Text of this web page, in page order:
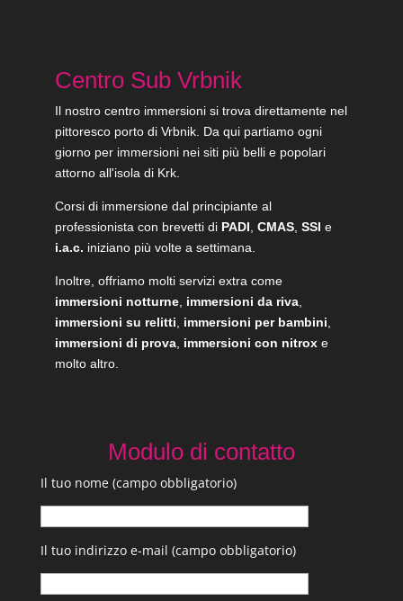
Centro Sub Vrbnik
Il nostro centro immersioni si trova direttamente nel
pittoresco porto di Vrbnik. Da qui partiamo ogni
giorno per immersioni nei siti più belli e popolari
attorno all'isola di Krk.
Corsi di immersione dal principiante al
professionista con brevetti di PADI, CMAS, SSI e
i.a.c. iniziano più volte a settimana.
Inoltre, offriamo molti servizi extra come
immersioni notturne, immersioni da riva,
immersioni su relitti, immersioni per bambini,
immersioni di prova, immersioni con nitroxe
molto altro.
Modulo di contatto
Il tuo nome (campo obbligatorio)
Il tuo indirizzo e-mail (campo obbligatorio)